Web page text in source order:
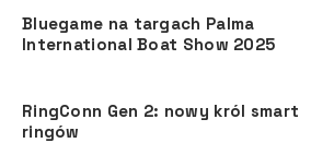
Bluegame na targach Palma
International Boat Show 2025
RingConn Gen 2: nowy król smart
ringów